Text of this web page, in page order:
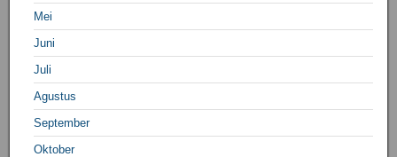
Mei
Juni
Juli
Agustus
September
Oktober